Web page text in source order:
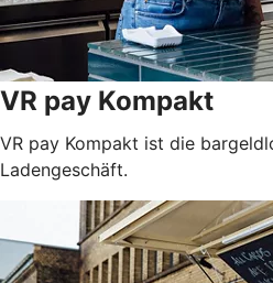
VR pay Kompakt
VR pay Kompakt ist die
Ladengeschäft.